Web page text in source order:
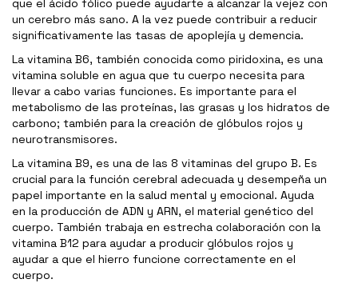
que el ácido fólico puede ayudarte a alcanzar la vejez con
un cerebro más sano. A la vez puede contribuir a reducir
significativamente las tasas de apoplejía y demencia.
La vitamina B6, también conocida como piridoxina, es una
vitamina soluble en agua que tu cuerpo necesita para
llevar a cabo varias funciones. Es importante para el
metabolismo de las proteínas, las grasas y los hidratos de
carbono; también para la creación de glóbulos rojos y
neurotransmisores.
La vitamina B9, es una de las 8 vitaminas del grupo B. Es
crucial para la función cerebral adecuada y desempeña un
papel importante en la salud mental y emocional. Ayuda
en la producción de ADN y ARN, el material genético del
cuerpo. También trabaja en estrecha colaboración con la
vitamina B12 para ayudar a producir glóbulos rojos y
ayudar a que el hierro funcione correctamente en el
cuerpo.